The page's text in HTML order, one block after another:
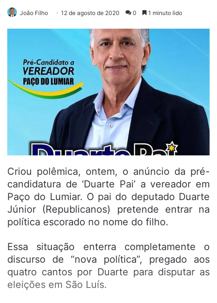
João Filho 12 de agosto de 2020 0 1 minuto lido
Criou polêmica, ontem, o anúncio da pré-
candidatura de ‘Duarte Pai’ a vereador em
Paço do Lumiar. O pai do deputado Duarte
Júnior (Republicanos) pretende entrar na
política escorado no nome do filho.
Essa situação enterra completamente o
discurso de “nova política”, pregado aos
quatro cantos por Duarte para disputar as
eleições em São Luís.